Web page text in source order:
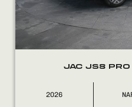
Encontranos en
JAC JS8
2026